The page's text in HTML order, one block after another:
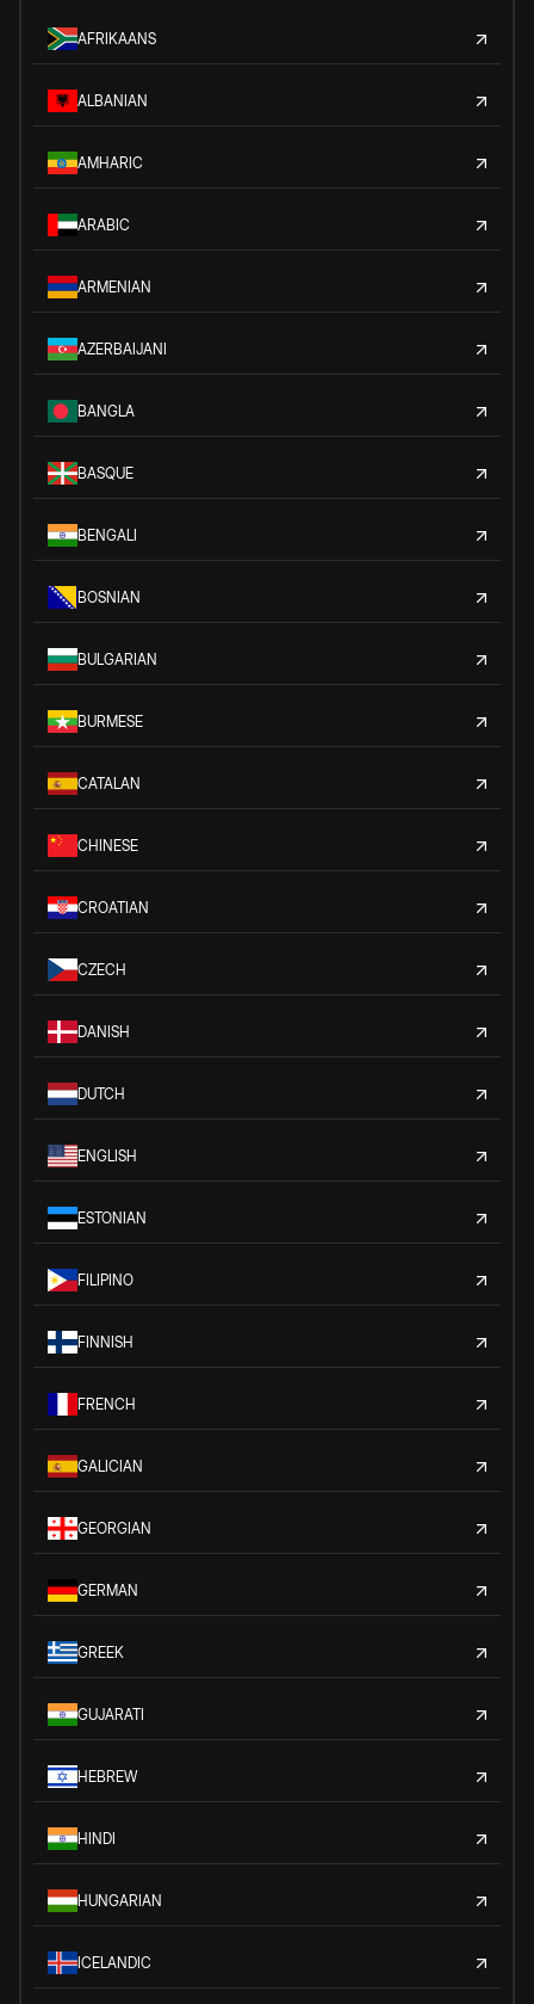
AFRIKAANS
ALBANIAN
AMHARIC
ARABIC
ARMENIAN
AZERBAIJANI
BANGLA
BASQUE
BENGALI
BOSNIAN
BULGARIAN
BURMESE
CATALAN
CHINESE
CROATIAN
CZECH
DANISH
DUTCH
ENGLISH
ESTONIAN
FILIPINO
FINNISH
FRENCH
GALICIAN
GEORGIAN
GERMAN
GREEK
GUJARATI
HEBREW
HINDI
HUNGARIAN
ICELANDIC